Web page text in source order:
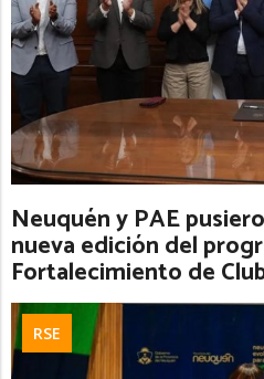
Neuquén y PAE
nueva edición del
Fortalecimiento de
RSE